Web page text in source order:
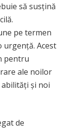
să susțină
pe termen
urgență. Acest
pentru
ale noilor
și noi
de